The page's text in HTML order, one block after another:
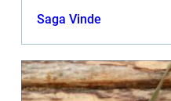
Saga Vinde